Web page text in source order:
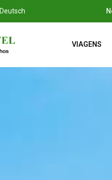
Deutsch
VIAGENS